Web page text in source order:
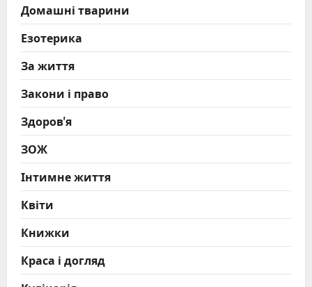
Домашні тварини
Езотерика
За життя
Закони і право
Здоров'я
ЗОЖ
Інтимне життя
Квіти
Книжки
Краса і догляд